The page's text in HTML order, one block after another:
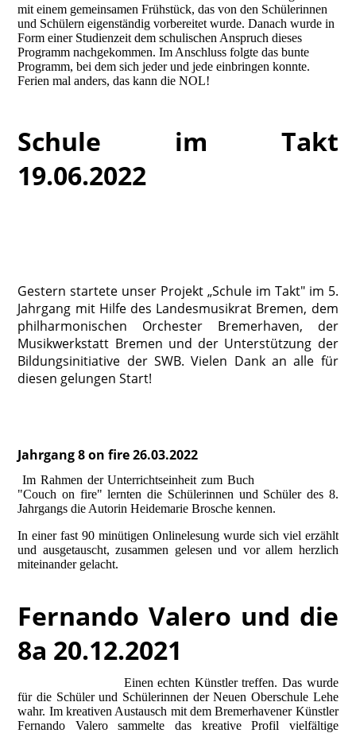
mit einem gemeinsamen Frühstück, das von den Schülerinnen
und Schülern eigenständig vorbereitet wurde. Danach wurde in
Form einer Studienzeit dem schulischen Anspruch dieses
Programm nachgekommen. Im Anschluss folgte das bunte
Programm, bei dem sich jeder und jede einbringen konnte.
Ferien mal anders, das kann die NOL!
Schule im Takt
19.06.2022
Gestern startete unser Projekt „Schule im Takt" im 5.
Jahrgang mit Hilfe des Landesmusikrat Bremen, dem
philharmonischen Orchester Bremerhaven, der
Musikwerkstatt Bremen und der Unterstützung der
Bildungsinitiative der SWB. Vielen Dank an alle für
diesen gelungen Start!
Jahrgang 8 on fire 26.03.2022
Im Rahmen der Unterrichtseinheit zum Buch
"Couch on fire" lernten die Schülerinnen und Schüler des 8.
Jahrgangs die Autorin Heidemarie Brosche kennen.
In einer fast 90 minütigen Onlinelesung wurde sich viel erzählt
und ausgetauscht, zusammen gelesen und vor allem herzlich
miteinander gelacht.
Fernando Valero und die
8a 20.12.2021
Einen echten Künstler treffen. Das wurde
für die Schüler und Schülerinnen der Neuen Oberschule Lehe
wahr. Im kreativen Austausch mit dem Bremerhavener Künstler
Fernando Valero sammelte das kreative Profil vielfältige